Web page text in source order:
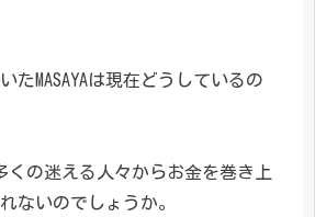
たMASAYAは現在どうしているの
くの迷える人々からお金を巻き上
ないのでしょうか。